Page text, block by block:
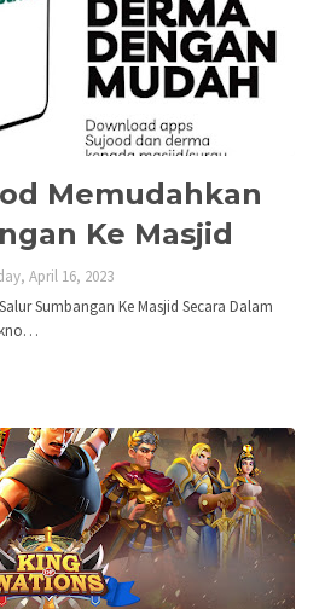
Memudahkan
Ke Masjid
April 16, 2023
Sumbangan Ke Masjid Secara Dalam